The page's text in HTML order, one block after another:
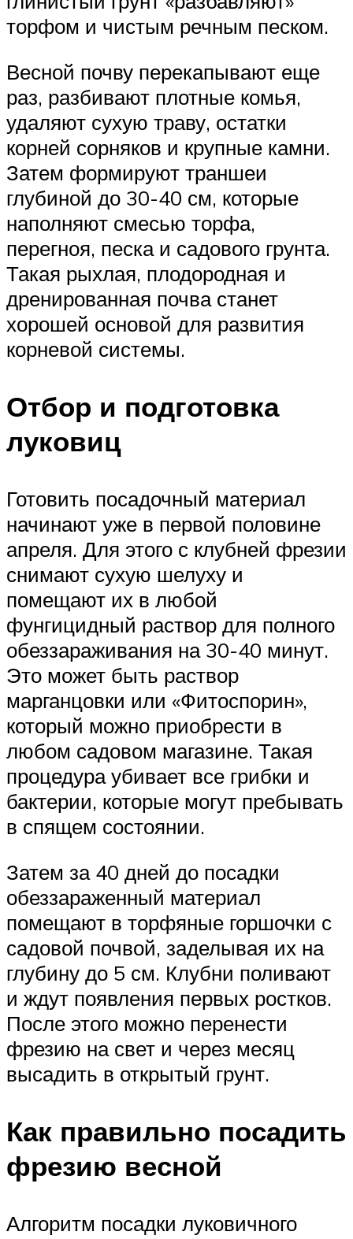
торфом и чистым речным песком.
Весной почву перекапывают еще
раз, разбивают плотные комья,
удаляют сухую траву, остатки
корней сорняков и крупные камни.
Затем формируют траншеи
глубиной до 30-40 см, которые
наполняют смесью торфа,
перегноя, песка и садового грунта.
Такая рыхлая, плодородная и
дренированная почва станет
хорошей основой для развития
корневой системы.
Отбор и подготовка
луковиц
Готовить посадочный материал
начинают уже в первой половине
апреля. Для этого с клубней фрезии
снимают сухую шелуху и
помещают их в любой
фунгицидный раствор для полного
обеззараживания на 30-40 минут.
Это может быть раствор
марганцовки или «Фитоспорин»,
который можно приобрести в
любом садовом магазине. Такая
процедура убивает все грибки и
бактерии, которые могут пребывать
в спящем состоянии.
Затем за 40 дней до посадки
обеззараженный материал
помещают в торфяные горшочки с
садовой почвой, заделывая их на
глубину до 5 см. Клубни поливают
и ждут появления первых ростков.
После этого можно перенести
фрезию на свет и через месяц
высадить в открытый грунт.
Как правильно посадить
фрезию весной
Алгоритм посадки луковичного